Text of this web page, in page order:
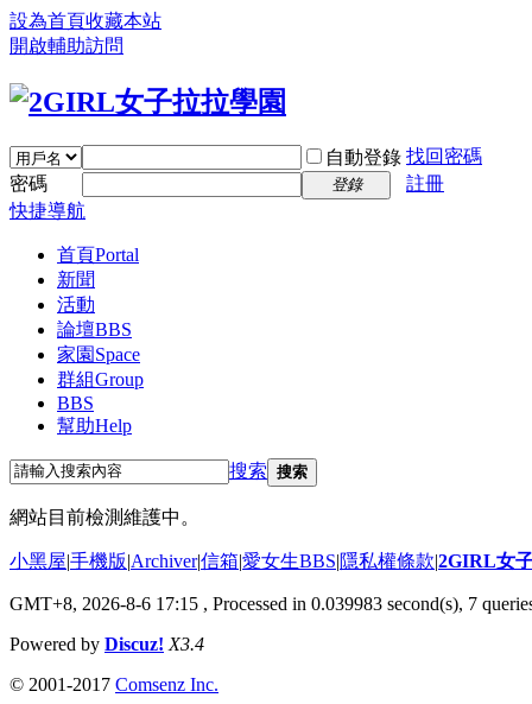
設為首頁收藏本站
開啟輔助訪問
自動登錄 找回密碼
密碼
登錄
註冊
快捷導航
首頁Portal
新聞
活動
論壇BBS
家園 Space
群組Group
BBS
幫助Help
搜索 搜索
網站目前檢測維護中。
小黑屋|手機版|Archiver|信箱|愛女生BBS|隱私權條款|2GIRL女
GMT+8, 2026-8-6 17:15 , Processed in 0.039983 second(s), 7
Powered by Discuz! X3.4
© 2001-2017 Comsenz Inc.